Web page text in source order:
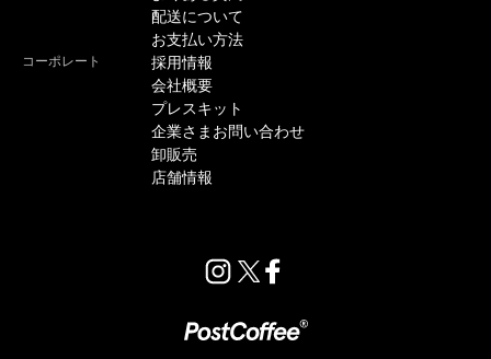
配送について
お支払い方法
コーポレート
採用情報
会社概要
プレスキット
企業さまお問い合わせ
卸販売
店舗情報